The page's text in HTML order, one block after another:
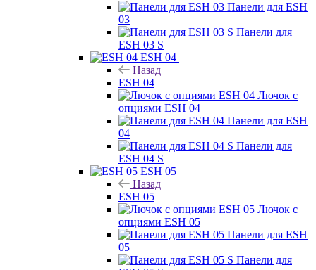
Панели для ESH
03
Панели для
ESH 03 S
ESH 04
Назад
ESH 04
Лючок с
опциями ESH 04
Панели для ESH
04
Панели для
ESH 04 S
ESH 05
Назад
ESH 05
Лючок с
опциями ESH 05
Панели для ESH
05
Панели для